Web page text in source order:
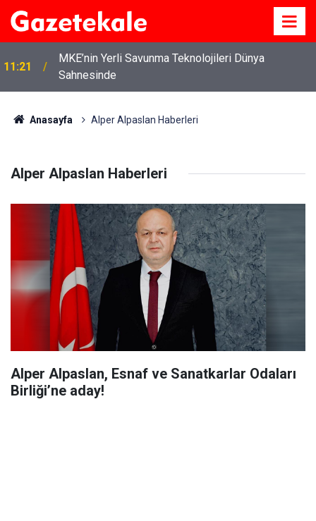
11:21
MKE’nin Yerli Savunma Teknolojileri Dünya
Sahnesinde
Anasayfa Alper Alpaslan Haberleri
Alper Alpaslan Haberleri
Alper Alpaslan, Esnaf ve Sanatkarlar Odaları
Birliği’ne aday!